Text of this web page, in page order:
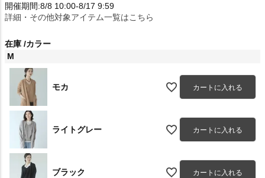
開催期間:8/8 10:00-8/17 9:59
詳細・その他対象アイテム一覧はこちら
在庫 カラー
M
モカ カートに入れる
ライトグレー カートに入れる
ブラック カートに入れる